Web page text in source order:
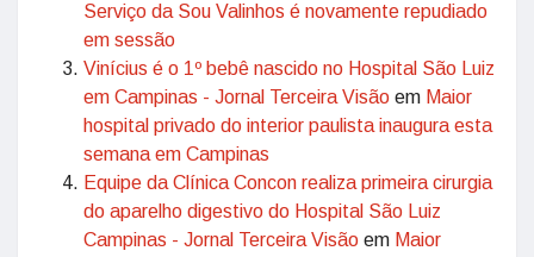
Serviço da Sou Valinhos é novamente repudiado
em sessão
Vinícius é o 1º bebê nascido no Hospital São Luiz
em Campinas - Jornal Terceira Visão em Maior
hospital privado do interior paulista inaugura esta
semana em Campinas
Equipe da Clínica Concon realiza primeira cirurgia
do aparelho digestivo do Hospital São Luiz
Campinas - Jornal Terceira Visão em Maior